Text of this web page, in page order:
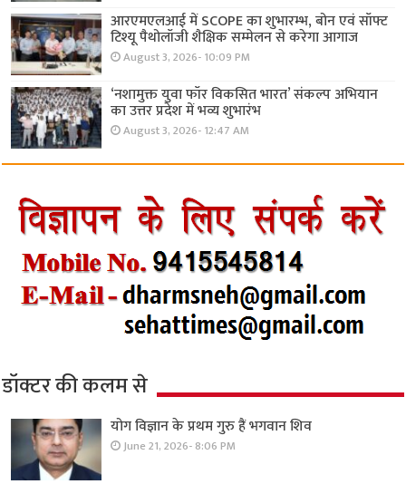
आरएमएलआई में SCOPE का शुभारम्भ, बोन एवं सॉफ्ट
टिश्यू पैथोलॉजी शैक्षिक सम्मेलन से करेगा आगाज
August 3, 2026- 10:09 PM
‘नशामुक्त युवा फॉर विकसित भारत’ संकल्प अभियान
का उत्तर प्रदेश में भव्य शुभारंभ
August 3, 2026- 12:47 AM
डॉक्टर की कलम से
योग विज्ञान के प्रथम गुरु हैं भगवान शिव
June 21, 2026- 8:06 PM